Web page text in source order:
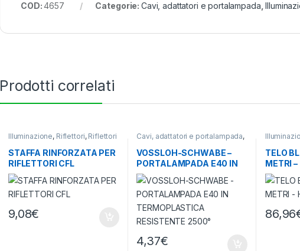
COD:4657 Categorie: Cavi, adattatori e portalampada ,
Prodotti correlati
Illuminazione, Riflettori, Riflettori
STAFFA RINFORZATA PER
RIFLETTORI CFL
9,08€
Cavi, adattatori e portalampada,
VOSSLOH-SCHWABE –
PORTALAMPADA E40 IN
TERMOPLASTICA
RESISTENTE 2500°
4,37€
TELO
METRI
86,96